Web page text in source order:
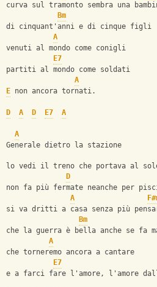
curva sul tramonto sembra una
Bm
di cinquant'anni e di cinque figli
A
venuti al mondo come conigli
E7
partiti al mondo come soldati
A
E non ancora tornati.
D A D E7 A
A
Generale dietro la stazione
lo vedi il treno che portava al
D
non fa più fermate neanche per
A
si va dritti a casa senza più
Bm
che la guerra è bella anche se fa
A
che torneremo ancora a cantare
E7
e a farci fare l'amore, l'amore